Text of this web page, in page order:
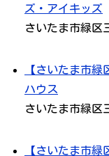
ズ・アイキッズ
さいたま市緑区
【さいたま市
ハウス
さいたま市緑区
【さいたま市